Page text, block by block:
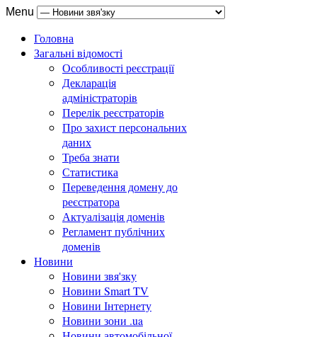
Menu
Головна
Загальні відомості
Особливості реєстрації
Декларація
адміністраторів
Перелік реєстраторів
Про захист персональних
даних
Треба знати
Статистика
Переведення домену до
реєстратора
Актуалізація доменів
Регламент публічних
доменів
Новини
Новини звя'зку
Новини Smart TV
Новини Інтернету
Новини зони .ua